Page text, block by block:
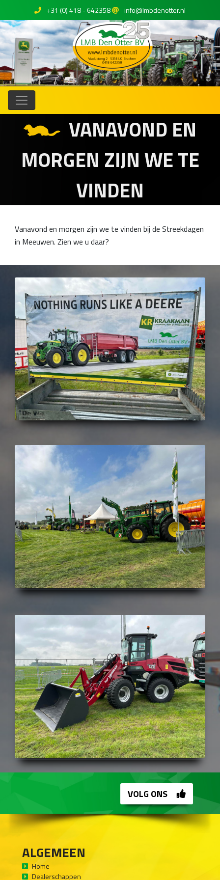
+31 (0) 418 - 642358 info@lmbdenotter.nl
VANAVOND EN
MORGEN ZIJN WE TE
VINDEN
Vanavond en morgen zijn we te vinden bij de Streekdagen
in Meeuwen. Zien we u daar?
VOLG ONS
ALGEMEEN
Home
Dealerschappen